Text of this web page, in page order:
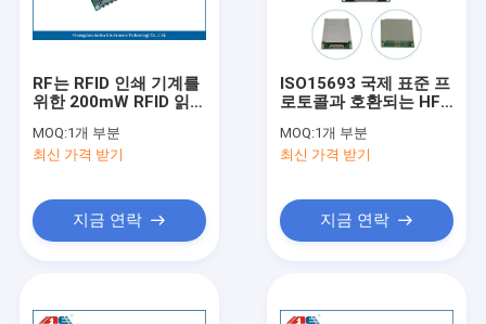
RF는 RFID 인쇄 기계를
위한 200mW RFID 읽
를 30 * 18mm 크기 강
화합니다
MOQ:1개 부분
최신 가격 받기
지금 연락
ISO15693 국제 표준 프
로토콜과 호환되는 HF
위 읽기/쓰기 모듈
MOQ:1개 부분
최신 가격 받기
지금 연락